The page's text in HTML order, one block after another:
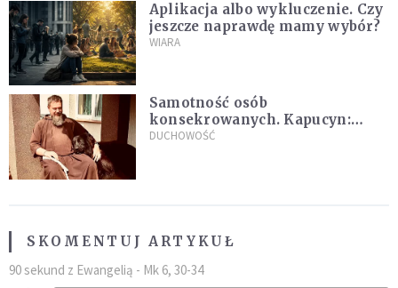
Aplikacja albo wykluczenie. Czy
jeszcze naprawdę mamy wybór?
WIARA
Samotność osób
konsekrowanych. Kapucyn:
Życie w pojedynkę rzadko jest
DUCHOWOŚĆ
SKOMENTUJ ARTYKUŁ
90 sekund z Ewangelią - Mk 6, 30-34